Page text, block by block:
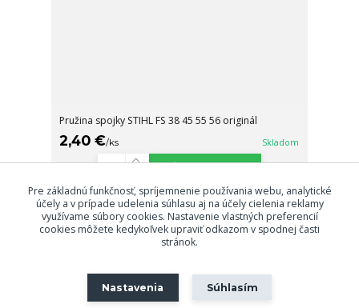
Pružina spojky STIHL FS 38 45 55 56 originál
2,40 €/ks Skladom
Pridať do košíka
strana z 1
Pre základnú funkčnosť, spríjemnenie používania webu, analytické
účely a v prípade udelenia súhlasu aj na účely cielenia reklamy
využívame súbory cookies. Nastavenie vlastných preferencií
cookies môžete kedykoľvek upraviť odkazom v spodnej časti
stránok.
Nastavenia Súhlasím